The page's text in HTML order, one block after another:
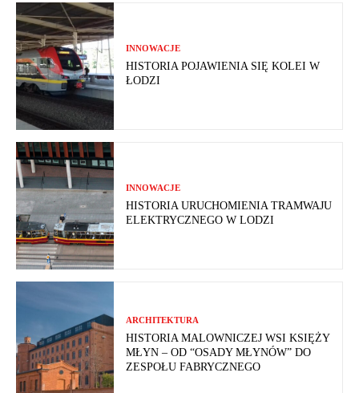
INNOWACJE
HISTORIA POJAWIENIA SIĘ KOLEI W
ŁODZI
INNOWACJE
HISTORIA URUCHOMIENIA TRAMWAJU
ELEKTRYCZNEGO W LODZI
ARCHITEKTURA
HISTORIA MALOWNICZEJ WSI KSIĘŻY
MŁYN – OD “OSADY MŁYNÓW” DO
ZESPOŁU FABRYCZNEGO